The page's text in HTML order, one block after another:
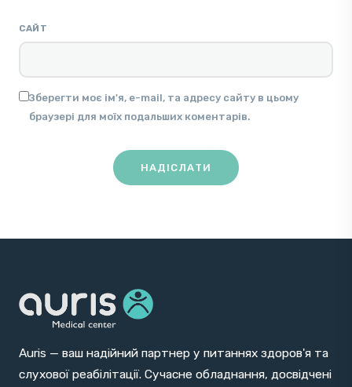
САЙТ
Зберегти моє ім'я, e-mail, та адресу сайту в цьому
браузері для моїх подальших коментарів.
Auris — ваш надійний партнер у питаннях здоров'я та
слухової реабілітації. Сучасне обладнання, досвідчені